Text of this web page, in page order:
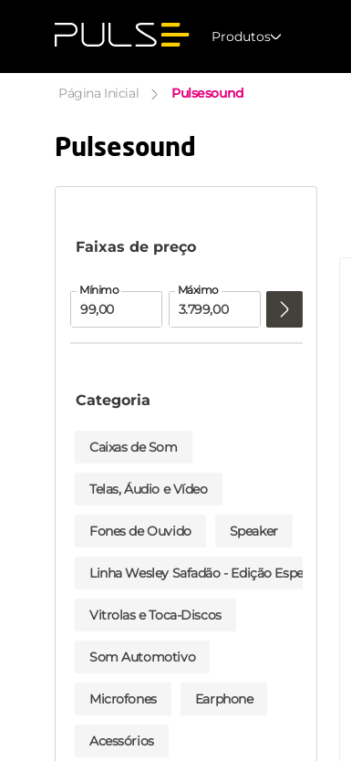
Produtos
Pulsesound
Pulsesound
Faixas de preço
Categoria
Caixas de Som
Telas, Áudio e Vídeo
Fones de Ouvido Speaker
Linha Wesley Safadão - Edição Especial
Vitrolas e Toca-Discos
Som Automotivo
Microfones Earphone
Acessórios